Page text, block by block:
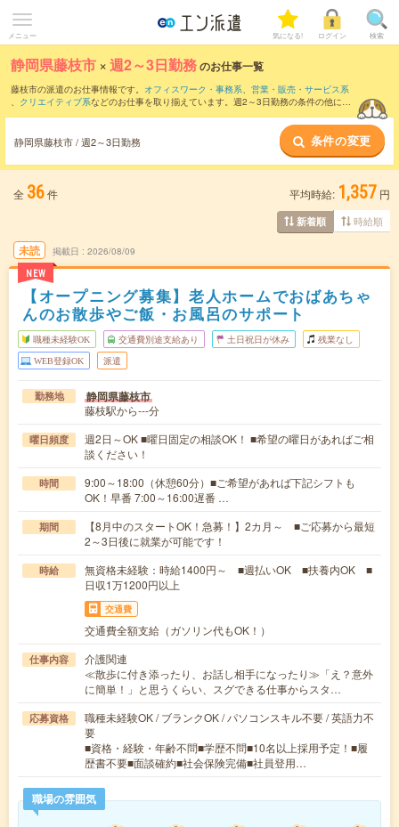
メニュー 気になる! ログイン 検索
静岡県藤枝市 ×週2～3日勤務のお仕事一覧
藤枝市の派遣のお仕事情報です。 オフィスワーク・事務系、 営業・販売・サービス系
、 クリエイティブ系などのお仕事を取り揃えています。週2～3日勤務の条件の他に、
静岡県藤枝市 / 週2～3日勤務 条件の変更
全 36件 平均時給: 1,357 円
新着順 時給順
未読
NEW
掲載日 2026/08/09
【オープニング募集】老人ホームでおばあちゃ
んのお散歩やご飯・お風呂のサポート
職種未経験OK 交通費別途支給あり 土日祝日が休み 残業なし
WEB登録OK 派遣
勤務地 静岡県藤枝市
藤枝駅から---分
曜日頻度
週2日～OK ■曜日固定の相談OK！ ■希望の曜日があればご相
談ください！
時間
9:00～18:00（休憩60分）■ご希望があれば下記シフトも
OK！早番 7:00～16:00遅番 …
期間
【8月中のスタートOK！急募！】2カ月～ ■ご応募から最短
2～3日後に就業が可能です！
時給
無資格未経験：時給1400円～ ■週払いOK ■扶養内OK ■
日収1万1200円以上
交通費
交通費全額支給（ガソリン代もOK！）
仕事内容
介護関連
≪散歩に付き添ったり、お話し相手になったり≫「え？意外
に簡単！」と思うくらい、スグできる仕事からスタ…
応募資格
職種未経験OK / ブランクOK / パソコンスキル不要 / 英語力不
要
■資格・経験・年齢不問■学歴不問■10名以上採用予定！■履
歴書不要■面談確約■社会保険完備■社員登用…
職場の雰囲気